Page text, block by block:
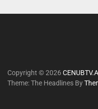
Copyright © 2026
Theme: The Headlines By